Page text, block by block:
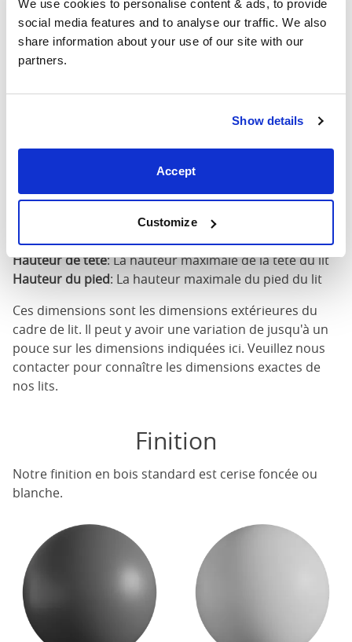
We use cookies to personalise content & ads, to provide
social media features and to analyse our traffic. We also
share information about your use of our site with our
partners.
Show details
Accept
Customize
140cm X
200cm
80" 84" 79"
160cm X
pour ce lit
: La largeur extérieure du lit
Longueur: La longueur extérieure du lit
Hauteur de tête: La hauteur maximale de la tête du lit
Hauteur du pied: La hauteur maximale du pied du lit
Ces dimensions sont les dimensions extérieures du
cadre de lit. Il peut y avoir une variation de jusqu'à un
pouce sur les dimensions indiquées ici. Veuillez nous
contacter pour connaître les dimensions exactes de
nos lits.
Finition
Notre finition en bois standard est cerise foncée ou
blanche.